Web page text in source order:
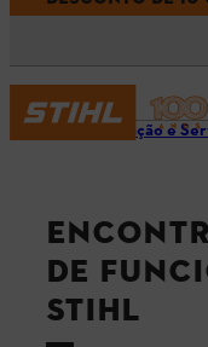
Informação e
DE
STIHL